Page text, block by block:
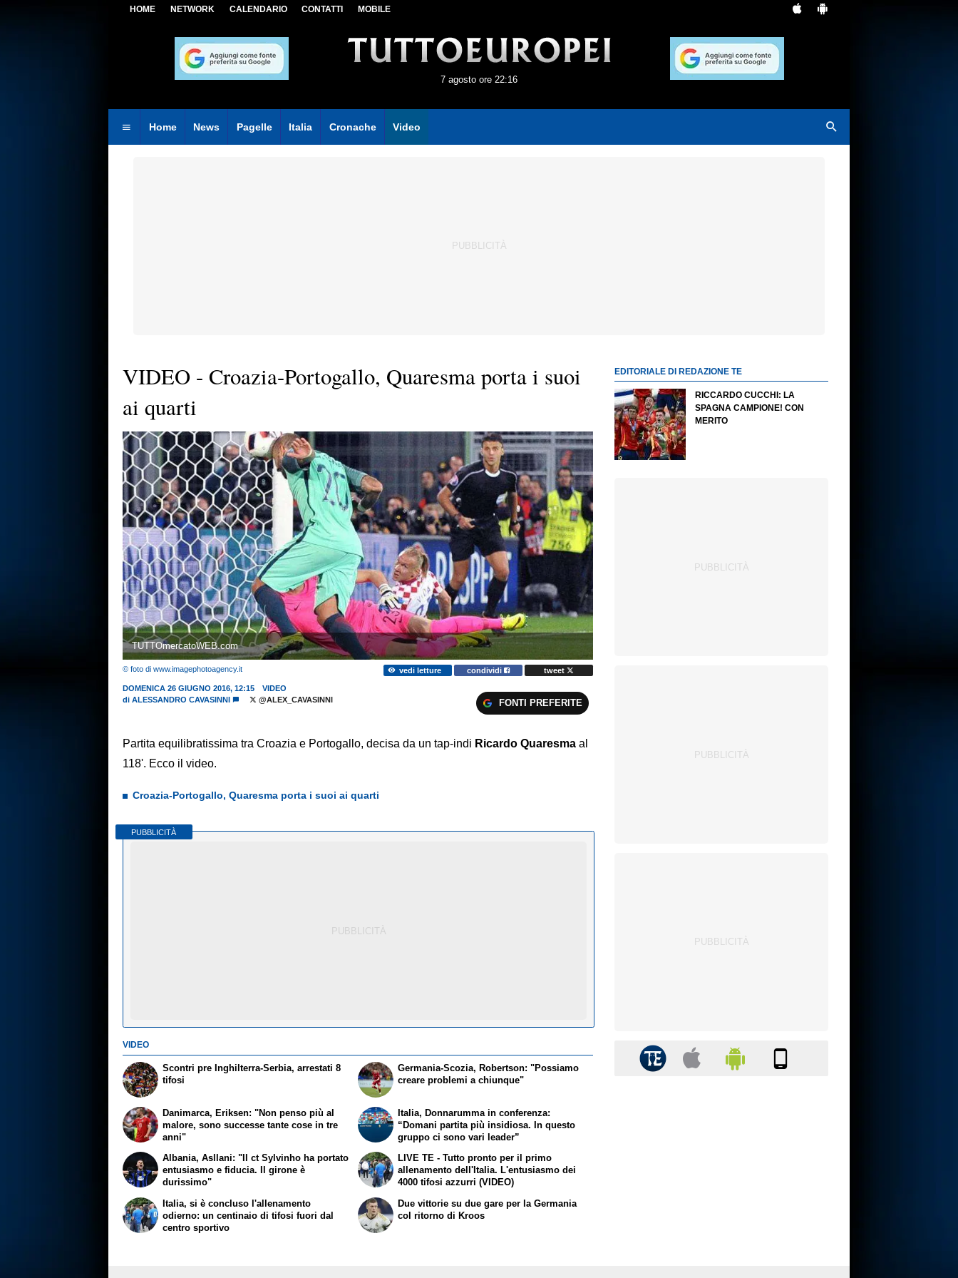
HOME NETWORK CALENDARIO CONTATTI MOBILE
7 agosto ore 22:16
Home News Pagelle Italia Cronache Video
VIDEO - Croazia-Portogallo, Quaresma porta i suoi
ai quarti
TUTTOmercatoWEB.com
© foto di www.imagephotoagency.it vedi letture condividi tweet
DOMENICA 26 GIUGNO 2016, 12:15
VIDEO
di ALESSANDRO CAVASINNI @ALEX_CAVASINNI FONTI PREFERITE
Partita equilibratissima tra Croazia e Portogallo, decisa da un tap-indi Ricardo Quaresma al
118'. Ecco il video.
Croazia-Portogallo, Quaresma porta i suoi ai quarti
PUBBLICITÀ
VIDEO
Scontri pre Inghilterra-Serbia, arrestati 8
tifosi
Danimarca, Eriksen: "Non penso più al
malore, sono successe tante cose in tre
anni"
Germania-Scozia, Robertson: "Possiamo
creare problemi a chiunque"
Italia, Donnarumma in conferenza:
“Domani partita più insidiosa. In questo
gruppo ci sono vari leader”
Albania, Asllani: "Il ct Sylvinho ha portato
entusiasmo e fiducia. Il girone è
durissimo"
Italia, si è concluso l'allenamento
odierno: un centinaio di tifosi fuori dal
centro sportivo
LIVE TE - Tutto pronto per il primo
allenamento dell'Italia. L'entusiasmo dei
4000 tifosi azzurri (VIDEO)
Due vittorie su due gare per la Germania
col ritorno di Kroos
EDITORIALE DI REDAZIONE TE
RICCARDO CUCCHI: LA
SPAGNA CAMPIONE! CON
MERITO